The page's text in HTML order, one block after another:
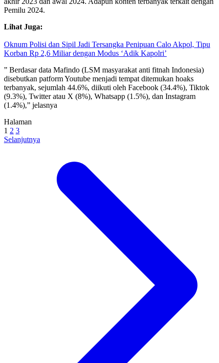
Pemilu 2024.
Lihat Juga:
Oknum Polisi dan Sipil Jadi Tersangka Penipuan Calo Akpol, Tipu
Korban Rp 2,6 Miliar dengan Modus ‘Adik Kapolri’
” Berdasar data Mafindo (LSM masyarakat anti fitnah Indonesia)
disebutkan patform Youtube menjadi tempat ditemukan hoaks
terbanyak, sejumlah 44.6%, diikuti oleh Facebook (34.4%), Tiktok
(9.3%), Twitter atau X (8%), Whatsapp (1.5%), dan Instagram
(1.4%),” jelasnya
Halaman
1 2 3
Selanjutnya